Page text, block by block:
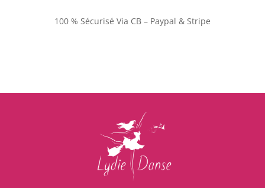
100 % Sécurisé Via CB – Paypal & Stripe